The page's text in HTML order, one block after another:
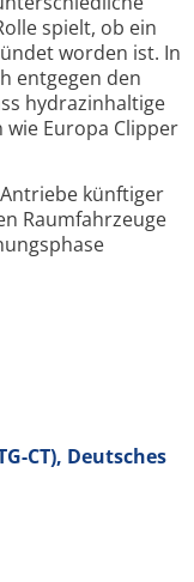
spielt, ob ein
worden ist. In
entgegen den
hydrazinhaltige
Europa Clipper
künftiger
Raumfahrzeuge
CT), Deutsches